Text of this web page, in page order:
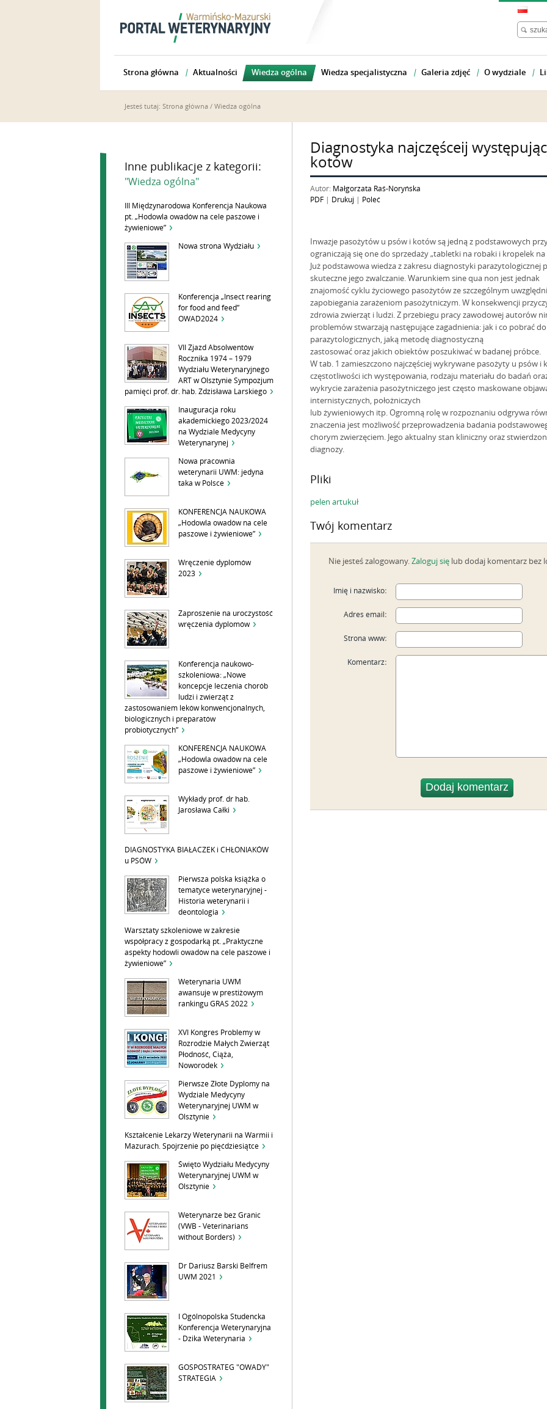
Strona główna Aktualności Wiedza ogólna Wiedza specjalistyczna Galeria zdjęć O wydziale
Jesteś tutaj: Strona główna / Wiedza ogólna
Inne publikacje z kategorii:
"Wiedza ogólna"
III Międzynarodowa Konferencja Naukowa
pt. „Hodowla owadów na cele paszowe i
żywieniowe”
Nowa strona Wydziału
Konferencja „Insect rearing
for food and feed”
OWAD2024
VII Zjazd Absolwentów
Rocznika 1974 – 1979
Wydziału Weterynaryjnego
ART w Olsztynie Sympozjum
pamięci prof. dr. hab. Zdzisława Larskiego
Inauguracja roku
akademickiego 2023/2024
na Wydziale Medycyny
Weterynarynej
Nowa pracownia
weterynarii UWM: jedyna
taka w Polsce
KONFERENCJA NAUKOWA
„Hodowla owadów na cele
paszowe i żywieniowe”
Wręczenie dyplomów
2023
Zaproszenie na uroczystość
wręczenia dyplomów
Konferencja naukowo-
szkoleniowa: „Nowe
koncepcje leczenia chorób
ludzi i zwierząt z
zastosowaniem leków konwencjonalnych,
biologicznych i preparatów
probiotycznych”
KONFERENCJA NAUKOWA
„Hodowla owadów na cele
paszowe i żywieniowe”
Wykłady prof. dr hab.
Jarosława Całki
DIAGNOSTYKA BIAŁACZEK i CHŁONIAKÓW
u PSÓW
Pierwsza polska książka o
tematyce weterynaryjnej -
Historia weterynarii i
deontologia
Warsztaty szkoleniowe w zakresie
współpracy z gospodarką pt. „Praktyczne
aspekty hodowli owadów na cele paszowe i
żywieniowe”
Weterynaria UWM
awansuje w prestiżowym
rankingu GRAS 2022
XVI Kongres Problemy w
Rozrodzie Małych Zwierząt
Płodność, Ciąża,
Noworodek
Pierwsze Złote Dyplomy na
Wydziale Medycyny
Weterynaryjnej UWM w
Olsztynie
Kształcenie Lekarzy Weterynarii na Warmii i
Mazurach. Spojrzenie po pięćdziesiątce
Święto Wydziału Medycyny
Weterynaryjnej UWM w
Olsztynie
Weterynarze bez Granic
(VWB - Veterinarians
without Borders)
Dr Dariusz Barski Belfrem
UWM 2021
I Ogólnopolska Studencka
Konferencja Weterynaryjna
- Dzika Weterynaria
GOSPOSTRATEG "OWADY"
STRATEGIA
Diagnostyka najczęśceij
kotów
Autor: Małgorzata Raś-Noryńska
PDF
Drukuj Poleć
Inwazje pasożytów u psów i kotów są jedną z podstawowych
ograniczają się one do sprzedaży „tabletki na robaki i kropelek na
Już podstawowa wiedza z zakresu diagnostyki parazytologicznej
skuteczne jego zwalczanie. Warunkiem sine qua non jest jednak
znajomość cyklu życiowego pasożytów ze szczególnym
zapobiegania zarażeniom pasożytniczym. W konsekwencji
zdrowia zwierząt i ludzi. Z przebiegu pracy zawodowej autorów
problemów stwarzają następujące zagadnienia: jak i co pobrać
parazytologicznych, jaką metodę diagnostyczną
zastosować oraz jakich obiektów poszukiwać w badanej próbce.
W tab. 1 zamieszczono najczęściej wykrywane pasożyty u psów
częstotliwości ich występowania, rodzaju materiału do badań
wykrycie zarażenia pasożytniczego jest często maskowane
internistycznych, położniczych
lub żywieniowych itp. Ogromną rolę w rozpoznaniu odgrywa
znaczenia jest możliwość przeprowadzenia badania
chorym zwierzęciem. Jego aktualny stan kliniczny oraz
diagnozy.
Pliki
pelen artukuł
Twój komentarz
Nie jesteś zalogowany. Zaloguj się lub dodaj komentarz bez
Imię i nazwisko:
Adres email:
Strona www:
Komentarz: